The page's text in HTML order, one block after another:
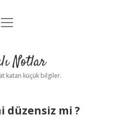
Uyarı
menüyü
Notlar
katan küçük bilgiler.
düzensiz mi ?